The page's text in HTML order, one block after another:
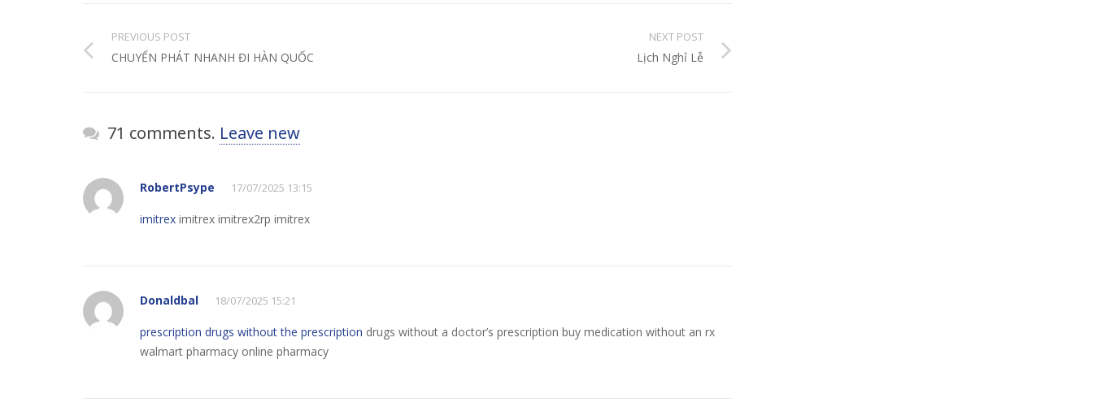
PREVIOUS POST
CHUYỂN PHÁT NHANH ĐI HÀN QUỐC
NEXT POST
Lịch Nghỉ Lễ
71 comments. Leave new
RobertPsype 17/07/2025 13:15
imitrex imitrex imitrex2rp imitrex
Donaldbal 18/07/2025 15:21
prescription drugs without the prescription drugs without a doctor’s prescription buy medication without an rx
walmart pharmacy online pharmacy